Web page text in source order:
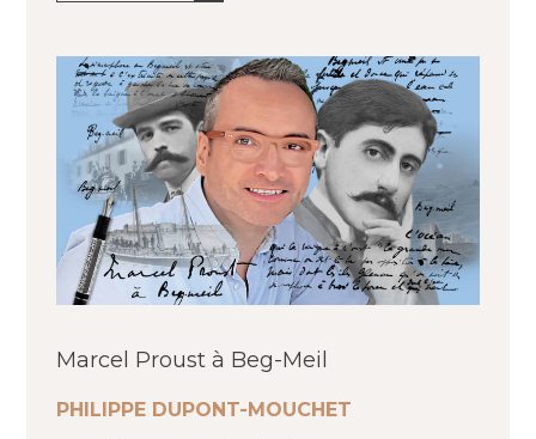
Marcel Proust à Beg-Meil
PHILIPPE DUPONT-MOUCHET